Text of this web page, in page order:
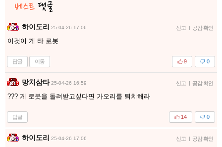
하이도리 25-04-26 17:06 신고 | 공감 확인
이것이 게 타 로봇
답글 이동 0
9
망치삼타 25-04-26 16:59 신고 | 공감 확인
??? 게 로봇을 돌려받고싶다면 가오리를 퇴치해라
답글 0
14
하이도리 25-04-26 17:06 신고 | 공감 확인